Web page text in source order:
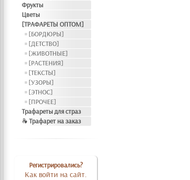
Фрукты
Цветы
[ТРАФАРЕТЫ ОПТОМ]
[БОРДЮРЫ]
[ДЕТСТВО]
[ЖИВОТНЫЕ]
[РАСТЕНИЯ]
[ТЕКСТЫ]
[УЗОРЫ]
[ЭТНОС]
[ПРОЧЕЕ]
Трафареты для страз
❧ Трафарет на заказ
Регистрировались?
Как войти на сайт.